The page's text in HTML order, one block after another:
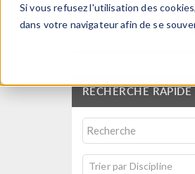
Si vous refusez l'utilisation des
dans votre navigateur afin de se
RECHERCHE RAPIDE
Trier par Discipline